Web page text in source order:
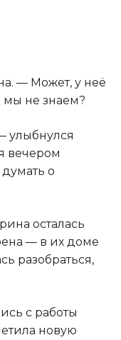
— Может, у неё
мы не знаем?
улыбнулся
вечером
о
осталась
— в их доме
разобраться,
с работы
новую